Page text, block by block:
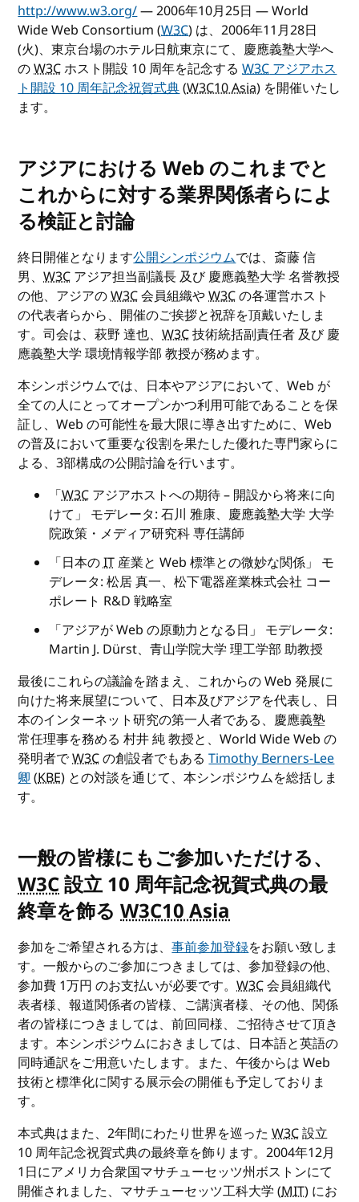
http://www.w3.org/— 2006年10月25日 — World
Wide Web Consortium (W3C) は、2006年11月28日
(火)、東京台場のホテル日航東京にて、慶應義塾大学へ
のW3Cホスト開設 10 周年を記念するW3Cアジアホス
ト開設 10 周年記念祝賀式典(W3C10 Asia) を開催いたし
ます。
アジアにおける Web のこれまでと
これからに対する業界関係者らによ
る検証と討論
終日開催となります公開シンポジウムでは、斎藤 信
男、W3C アジア担当副議長 及び 慶應義塾大学 名誉教授
の他、アジアのW3C会員組織やW3Cの各運営ホスト
の代表者らから、開催のご挨拶と祝辞を頂戴いたしま
す。司会は、萩野 達也、W3C技術統括副責任者 及び 慶
應義塾大学 環境情報学部 教授が務めます。
本シンポジウムでは、日本やアジアにおいて、Web が
全ての人にとってオープンかつ利用可能であることを保
証し、Web の可能性を最大限に導き出すために、Web
の普及において重要な役割を果たした優れた専門家らに
よる、3部構成の公開討論を行います。
「W3Cアジアホストへの期待 – 開設から将来に向
けて」 モデレータ: 石川 雅康、慶應義塾大学 大学
院政策・メディア研究科 専任講師
「日本のIT産業と Web 標準との微妙な関係」 モ
デレータ: 松居 真一、松下電器産業株式会社 コー
ポレート R&D 戦略室
「アジアが Web の原動力となる日」 モデレータ:
Martin J. Dürst、青山学院大学 理工学部 助教授
最後にこれらの議論を踏まえ、これからの Web 発展に
向けた将来展望について、日本及びアジアを代表し、日
本のインターネット研究の第一人者である、慶應義塾
常任理事を務める 村井 純 教授と、World Wide Web の
発明者でW3Cの創設者でもあるTimothy Berners-Lee
卿(KBE) との対談を通じて、本シンポジウムを総括しま
す。
一般の皆様にもご参加いただける、
W3C設立 10 周年記念祝賀式典の最
終章を飾るW3C10 Asia
参加をご希望される方は、事前参加登録をお願い致しま
す。一般からのご参加につきましては、参加登録の他、
参加費 1万円 のお支払いが必要です。W3C会員組織代
表者様、報道関係者の皆様、ご講演者様、その他、関係
者の皆様につきましては、前回同様、ご招待させて頂き
ます。本シンポジウムにおきましては、日本語と英語の
同時通訳をご用意いたします。また、午後からは Web
技術と標準化に関する展示会の開催も予定しておりま
す。
本式典はまた、2年間にわたり世界を巡ったW3C設立
10 周年記念祝賀式典の最終章を飾ります。2004年12月
1日にアメリカ合衆国マサチューセッツ州ボストンにて
開催されました、マサチューセッツ工科大学 (MIT) にお